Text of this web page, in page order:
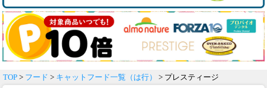
TOP > フード > キャットフード一覧（は行） > プレスティージ